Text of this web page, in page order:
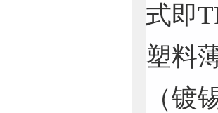
式即
塑料
（镀